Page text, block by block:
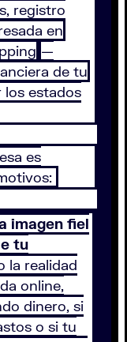
registro
en
—
de tu
los estados
es
imagen fiel
tu
la realidad
online,
dinero, si
o si tu